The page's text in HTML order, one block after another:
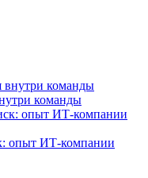
команды
опыт ИТ-компании